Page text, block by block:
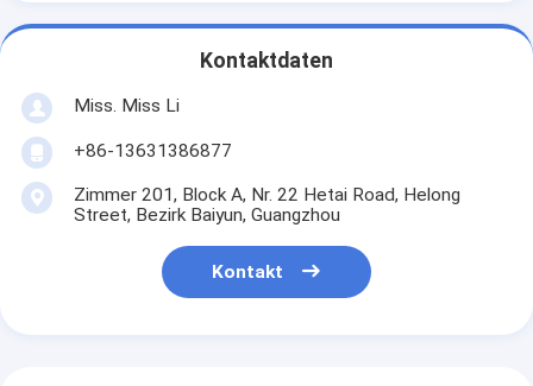
Kontaktdaten
Miss. Miss Li
+86-13631386877
Zimmer 201, Block A, Nr. 22 Hetai Road, Helong
Street, Bezirk Baiyun, Guangzhou
Kontakt